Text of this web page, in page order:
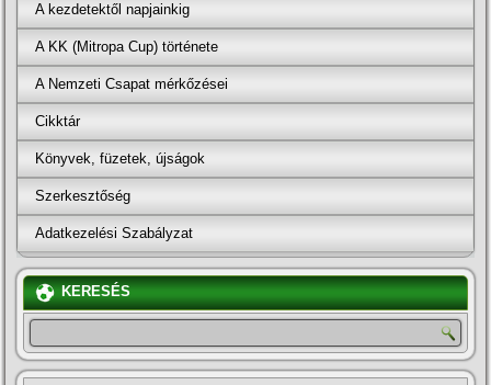
A kezdetektől napjainkig
A KK (Mitropa Cup) története
A Nemzeti Csapat mérkőzései
Cikktár
Könyvek, füzetek, újságok
Szerkesztőség
Adatkezelési Szabályzat
KERESÉS